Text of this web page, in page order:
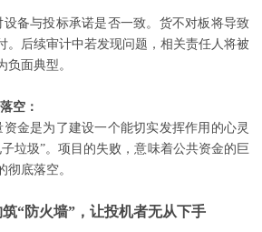
备与投标承诺是否一致。货不对板将导致
。后续审计中若发现问题，相关责任人将被
负面典型。
空：
金是为了建设一个能切实发挥作用的心灵
垃圾”。项目的失败，意味着公共资金的巨
彻底落空。
“防火墙”，让投机者无从下手